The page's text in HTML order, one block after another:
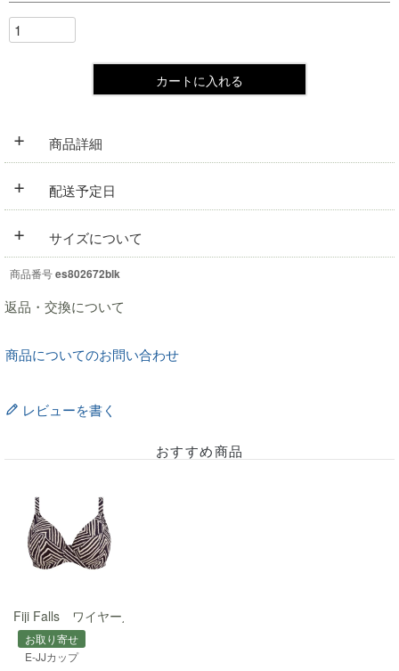
カートに入れる
+ 商品詳細
+ 配送予定日
+ サイズについて
商品番号es802672blk
返品・交換について
商品についてのお問い合わせ
レビューを書く
おすすめ商品
Fiji Falls ワイヤー入りプランジビキニ(Vネック型)
お取り寄せ
E-JJカップ